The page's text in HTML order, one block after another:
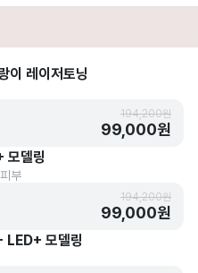
이 레이저토닝
194,200원
99,000원
모델링
부
194,200원
99,000원
LED+ 모델링